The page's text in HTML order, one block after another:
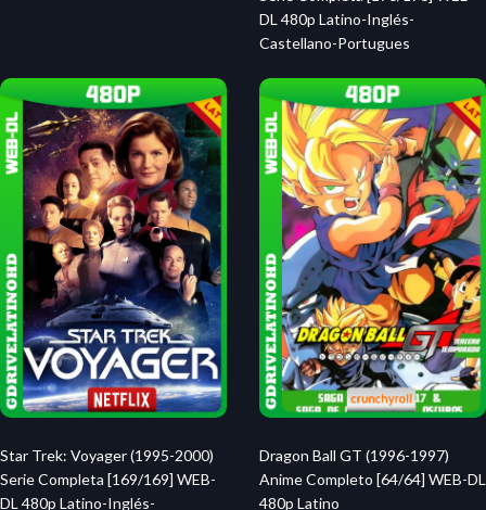
DL 480p Latino-Inglés-
Castellano-Portugues
Star Trek: Voyager (1995-2000)
Serie Completa [169/169] WEB-
DL 480p Latino-Inglés-
Dragon Ball GT (1996-1997)
Anime Completo [64/64] WEB-DL
480p Latino